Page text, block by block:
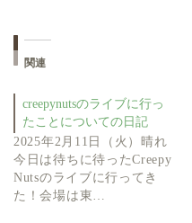
関連
creepynutsのライブに行っ
たことについての日記
2025年2月11日（火）晴れ
今日は待ちに待ったCreepy
Nutsのライブに行ってき
た！会場は東…